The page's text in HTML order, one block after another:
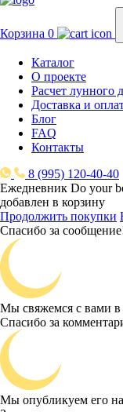
Корзина 0
Каталог
О проекте
Расчет лунного
Доставка и
Блог
FAQ
Контакты
8 (995) 120-40-40
Ежедневник Do your
добавлен в корзину
Продолжить покупки
Спасибо за
Мы свяжемся с вами в
Спасибо за
Мы опубликуем его на